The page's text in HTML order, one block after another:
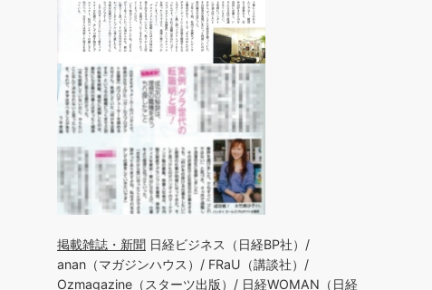
掲載雑誌・新聞 日経ビジネス（日経BP社）/
anan（マガジンハウス）/ FRaU（講談社）/
Ozmagazine（スターツ出版）/ 日経WOMAN（日経